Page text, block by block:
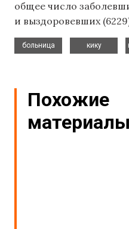
общее число
и выздоровевших
больница
кику
Похожие
материалы